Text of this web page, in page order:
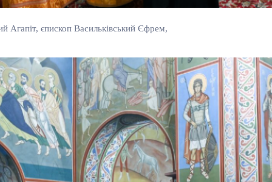
Агапіт, єпископ Васильківський Єфрем,